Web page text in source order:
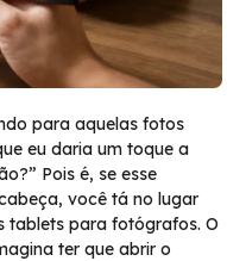
para aquelas fotos
eu daria um toque a
Pois é, se esse
você tá no lugar
tablets para fotógrafos. O
ter que abrir o